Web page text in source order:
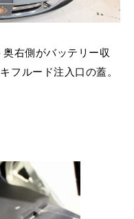
右側がバッテリー収
フルード注入口の蓋。